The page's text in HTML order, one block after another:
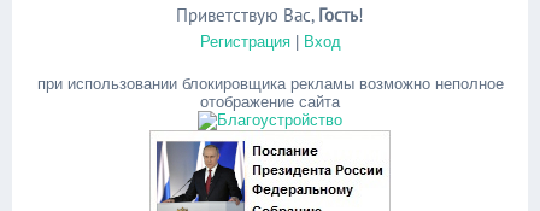
Приветствую Вас, Гость!
Регистрация| Вход
при использовании блокировщика рекламы возможно неполное
отображение сайта